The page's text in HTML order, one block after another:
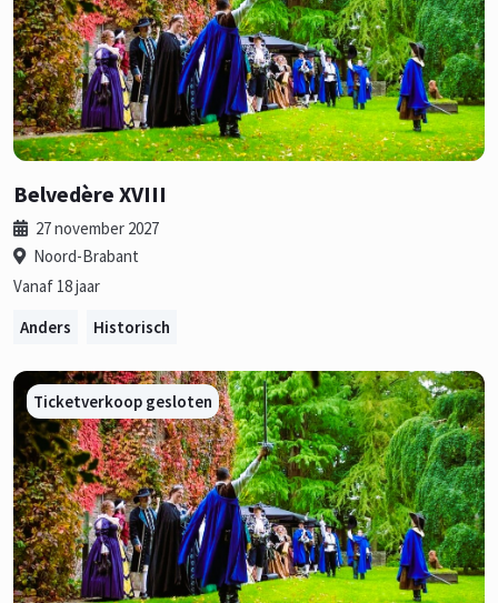
Belvedère XVIII
27 november 2027
Noord-Brabant
Vanaf 18 jaar
Anders
Historisch
Ticketverkoop gesloten